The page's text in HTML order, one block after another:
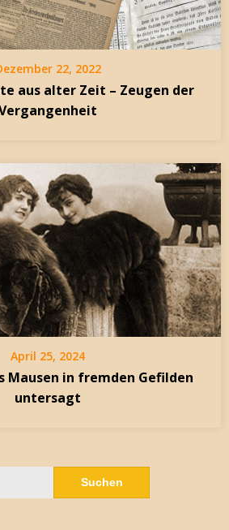
22, 2022
aus alter Zeit – Zeugen der
April 25, 2024
Mausen in fremden Gefilden
untersagt